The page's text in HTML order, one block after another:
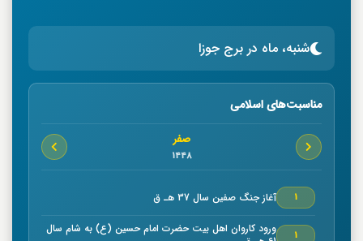
شنبه، ماه در برج جوزا
مناسبت‌های اسلامی
صفر
1448
1 آغاز جنگ صفين سال 37 هـ ق
1
ورود كاروان اهل بيت حضرت امام حسين (ع) به شام سال